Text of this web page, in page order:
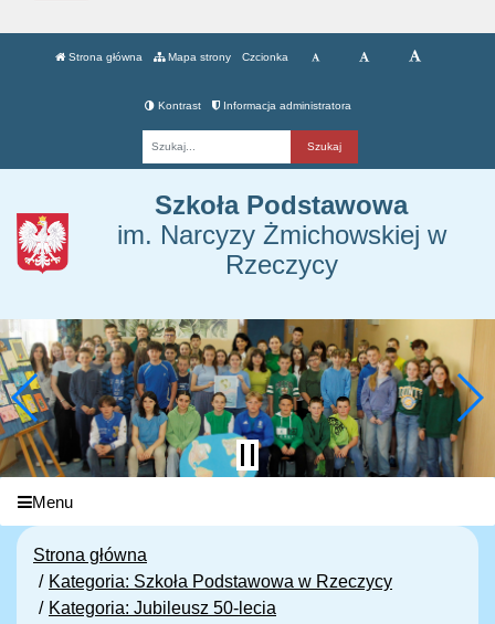
Strona główna Mapa strony Czcionka
Kontrast Informacja administratora
Szkoła Podstawowa
im. Narcyzy Żmichowskiej w
Rzeczycy
Menu
Strona główna
Kategoria: Szkoła Podstawowa w Rzeczycy
Kategoria: Jubileusz 50-lecia